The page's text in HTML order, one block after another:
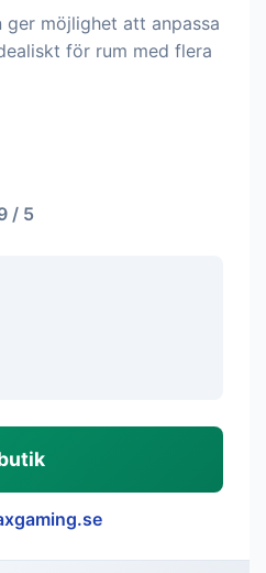
ger möjlighet att anpassa
för rum med flera
/ 5